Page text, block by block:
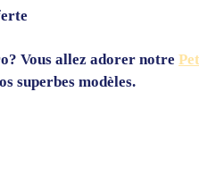
Vous allez adorer notre
superbes modèles.